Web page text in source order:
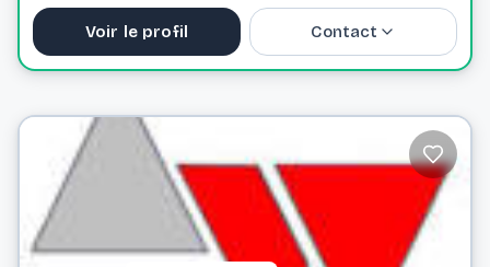
Voir le profil Contact